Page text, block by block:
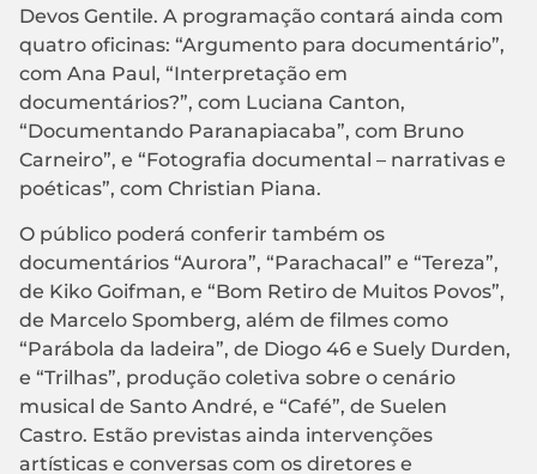
Devos Gentile. A programação contará ainda com
quatro oficinas: “Argumento para documentário”,
com Ana Paul, “Interpretação em
documentários?”, com Luciana Canton,
“Documentando Paranapiacaba”, com Bruno
Carneiro”, e “Fotografia documental – narrativas e
poéticas”, com Christian Piana.
O público poderá conferir também os
documentários “Aurora”, “Parachacal” e “Tereza”,
de Kiko Goifman, e “Bom Retiro de Muitos Povos”,
de Marcelo Spomberg, além de filmes como
“Parábola da ladeira”, de Diogo 46 e Suely Durden,
e “Trilhas”, produção coletiva sobre o cenário
musical de Santo André, e “Café”, de Suelen
Castro. Estão previstas ainda intervenções
artísticas e conversas com os diretores e